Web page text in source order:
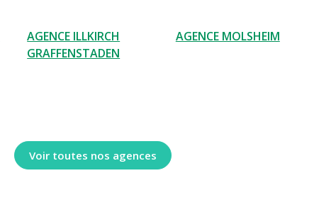
AGENCE ILLKIRCH
GRAFFENSTADEN
AGENCE MOLSHEIM
Voir toutes nos agences